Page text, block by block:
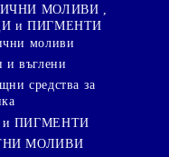
МОЛИВИ ,
и ПИГМЕНТИ
моливи
и въглени
средства за
ПИГМЕНТИ
МОЛИВИ